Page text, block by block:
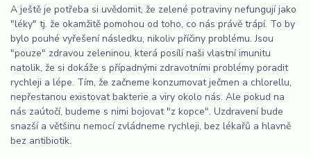
A ještě je potřeba si uvědomit, že zelené potraviny nefungují jako
"léky" tj. že okamžitě pomohou od toho, co nás právě trápí. To by
bylo pouhé vyřešení následku, nikoliv příčiny problému. Jsou
"pouze" zdravou zeleninou, která posílí naši vlastní imunitu
natolik, že si dokáže s případnými zdravotními problémy poradit
rychleji a lépe. Tím, že začneme konzumovat ječmen a chlorellu,
nepřestanou existovat bakterie a viry okolo nás. Ale pokud na
nás zaútočí, budeme s nimi bojovat "z kopce". Uzdravení bude
snazší a většinu nemocí zvládneme rychleji, bez lékařů a hlavně
bez antibiotik.